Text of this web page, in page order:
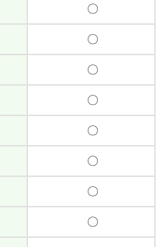
〇
〇
〇
〇
〇
〇
〇
〇